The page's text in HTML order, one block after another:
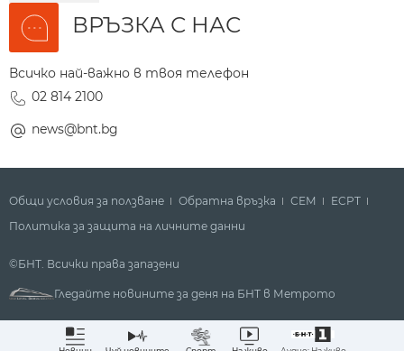
ВРЪЗКА С НАС
Всичко най-важно в твоя телефон
02 814 2100
news@bnt.bg
Общи условия за ползване Обратна връзка СЕМ
ECPT
Политика за защита на личните данни
©БНТ. Всички права запазени
Гледайте новините за деня на БНТ в Метрото